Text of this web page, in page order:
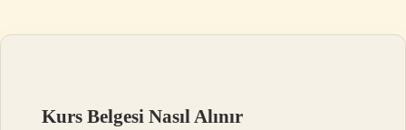
Kurs Belgesi Nasıl Alınır